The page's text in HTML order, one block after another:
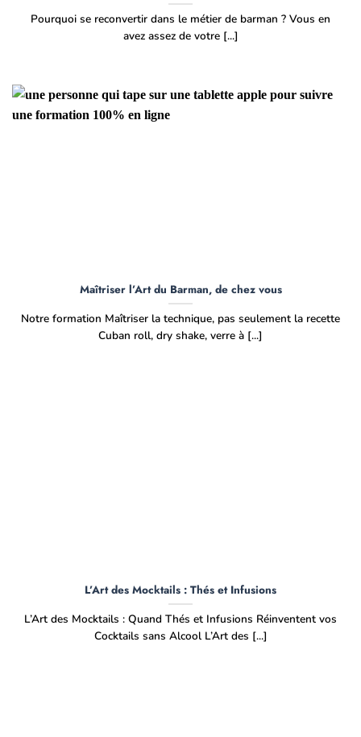
Pourquoi se reconvertir dans le métier de barman ? Vous en
avez assez de votre [...]
Maîtriser l’Art du Barman, de chez vous
Notre formation Maîtriser la technique, pas seulement la recette
Cuban roll, dry shake, verre à [...]
L’Art des Mocktails : Thés et Infusions
L’Art des Mocktails : Quand Thés et Infusions Réinventent vos
Cocktails sans Alcool L’Art des [...]